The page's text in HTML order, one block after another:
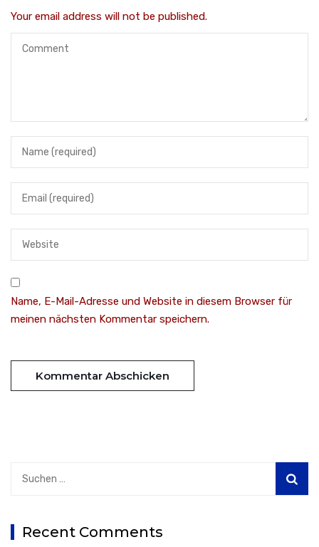
Your email address will not be published.
Name, E-Mail-Adresse und Website in diesem Browser für
meinen nächsten Kommentar speichern.
Recent Comments